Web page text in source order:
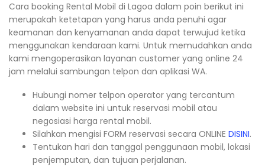
Cara booking Rental Mobil di Lagoa dalam poin berikut ini
merupakah ketetapan yang harus anda penuhi agar
keamanan dan kenyamanan anda dapat terwujud ketika
menggunakan kendaraan kami. Untuk memudahkan anda
kami mengoperasikan layanan customer yang online 24
jam melalui sambungan telpon dan aplikasi WA.
Hubungi nomer telpon operator yang tercantum
dalam website ini untuk reservasi mobil atau
negosiasi harga rental mobil.
Silahkan mengisi FORM reservasi secara ONLINE DISINI.
Tentukan hari dan tanggal penggunaan mobil, lokasi
penjemputan, dan tujuan perjalanan.